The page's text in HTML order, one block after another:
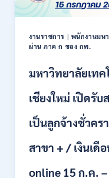
งานราชการ | พนักงานมห
ผ่าน ภาค ก ของ กพ.
มหาวิทยาลัยเทค
เชียงใหม่ เปิดรั
เป็นลูกจ้างชั่วคร
สาขา + / เงินเดื
online 15 ก.ค.